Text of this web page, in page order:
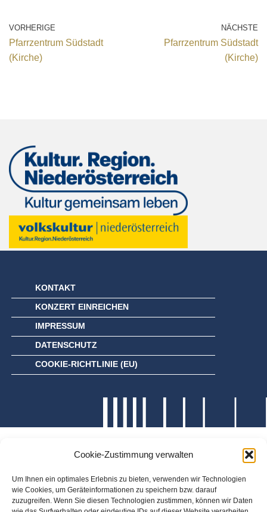
Cookie-Zustimmung verwalten
Um Ihnen ein optimales Erlebnis zu bieten, verwenden wir Technologien
wie Cookies, um Geräteinformationen zu speichern bzw. darauf
zuzugreifen. Wenn Sie diesen Technologien zustimmen, können wir Daten
VORHERIGE
Pfarrzentrum Südstadt
(Kirche)
NÄCHSTE
Pfarrzentrum Südstadt
(Kirche)
KONTAKT
KONZERT EINREICHEN
IMPRESSUM
DATENSCHUTZ
COOKIE-RICHTLINIE (EU)